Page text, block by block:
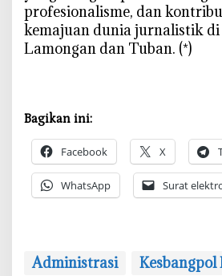
profesionalisme, dan
kemajuan dunia jurnalistik
Lamongan dan Tuban. (*)
Bagikan ini:
Facebook X
WhatsApp Surat
Administrasi